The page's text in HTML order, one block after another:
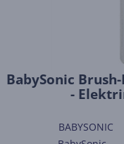
BabySonic
-
BABYSONIC